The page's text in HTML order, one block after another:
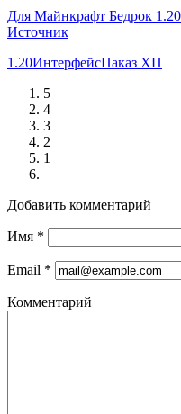
Для Майнкрафт Бедрок 1.20
Источник
1.20ИнтерфейсПаказ ХП
5
4
3
2
1
Добавить комментарий
Имя *
Email *
Комментарий